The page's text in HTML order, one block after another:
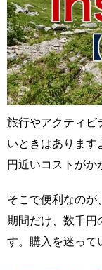
旅行やアクティビ
いときはあります
円近いコストがか
そこで便利なのが
期間だけ、数千円
す。購入を迷って